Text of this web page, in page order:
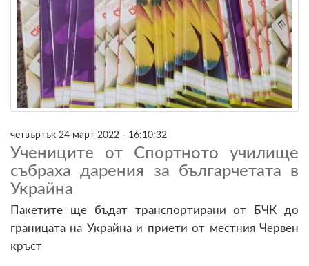
четвъртък 24 март 2022 - 16:10:32
Учениците от Спортното училище
събраха дарения за българчетата в
Украйна
Пакетите ще бъдат транспортирани от БЧК до
границата на Украйна и приети от местния Червен
кръст